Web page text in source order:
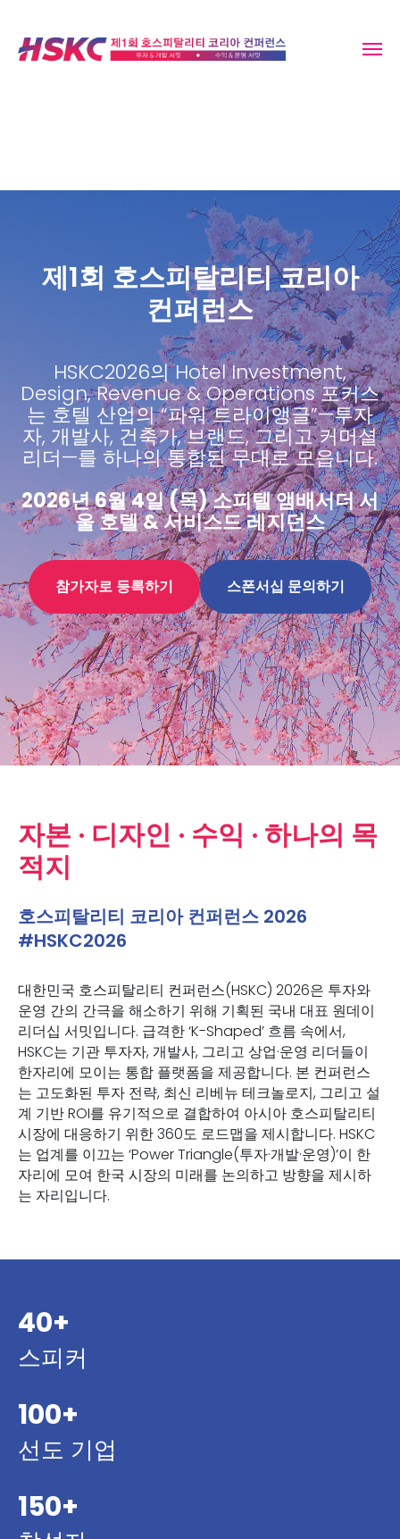
제1회 호스피탈리티 코리아
컨퍼런스
HSKC2026의 Hotel Investment,
Design, Revenue & Operations 포커스
는 호텔 산업의 “파워 트라이앵글”—투자
자, 개발사, 건축가, 브랜드, 그리고 커머셜
리더—를 하나의 통합된 무대로 모읍니다.
2026년 6월 4일 (목) 소피텔 앰배서더 서
울 호텔 & 서비스드 레지던스
참가자로 등록하기 스폰서십 문의하기
자본 · 디자인 · 수익 · 하나의 목
적지
호스피탈리티 코리아 컨퍼런스 2026
#HSKC2026
대한민국 호스피탈리티 컨퍼런스(HSKC) 2026은 투자와
운영 간의 간극을 해소하기 위해 기획된 국내 대표 원데이
리더십 서밋입니다. 급격한 ‘K-Shaped’ 흐름 속에서,
HSKC는 기관 투자자, 개발사, 그리고 상업·운영 리더들이
한자리에 모이는 통합 플랫폼을 제공합니다. 본 컨퍼런스
는 고도화된 투자 전략, 최신 리베뉴 테크놀로지, 그리고 설
계 기반 ROI를 유기적으로 결합하여 아시아 호스피탈리티
시장에 대응하기 위한 360도 로드맵을 제시합니다. HSKC
는 업계를 이끄는 ‘Power Triangle(투자·개발·운영)’이 한
자리에 모여 한국 시장의 미래를 논의하고 방향을 제시하
는 자리입니다.
40+
스피커
100+
선도 기업
150+